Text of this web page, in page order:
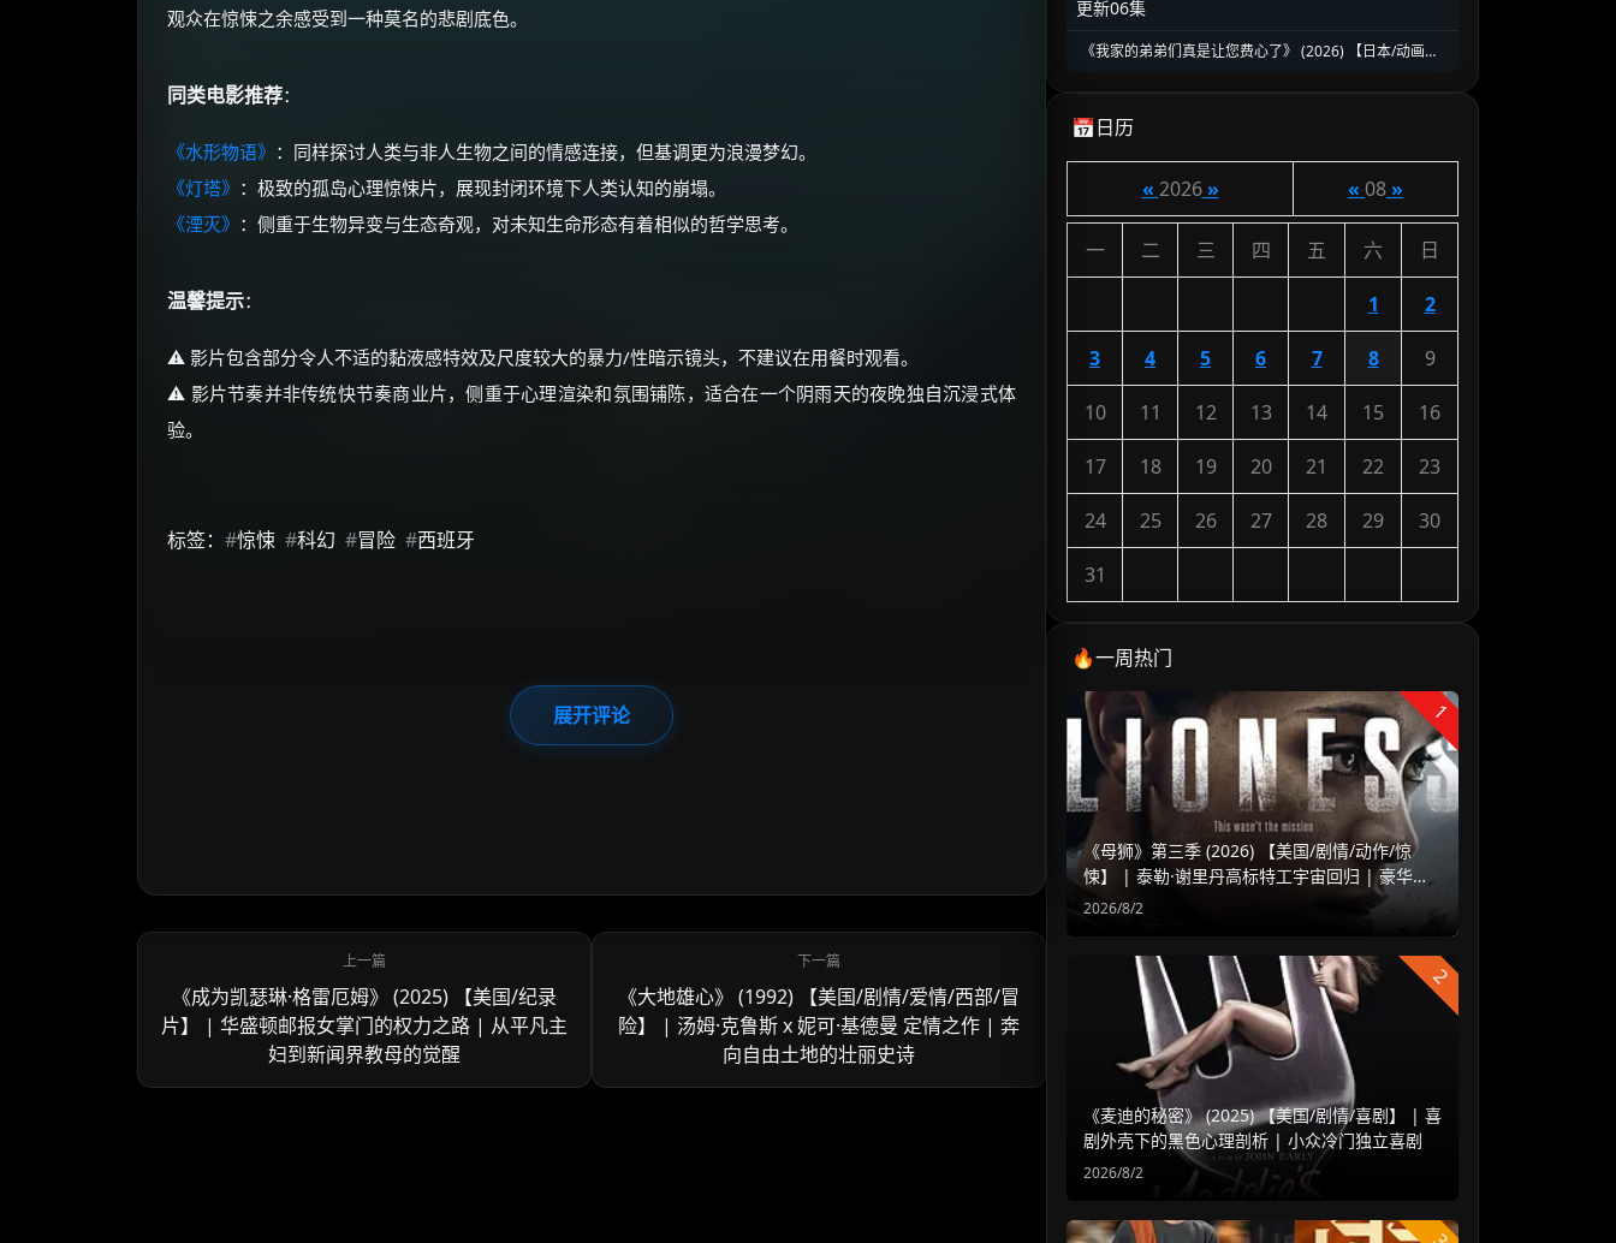
观众在惊悚之余感受到一种莫名的悲剧底色。
同类电影推荐：
《水形物语》 ：同样探讨人类与非人生物之间的情感连接，但基调更为浪漫梦幻。
《灯塔》 ：极致的孤岛心理惊悚片，展现封闭环境下人类认知的崩塌。
《湮灭》 ：侧重于生物异变与生态奇观，对未知生命形态有着相似的哲学思考。
温馨提示：
⚠️ 影片包含部分令人不适的黏液感特效及尺度较大的暴力/性暗示镜头，不建议在用餐时观看。
⚠️ 影片节奏并非传统快节奏商业片，侧重于心理渲染和氛围铺陈，适合在一个阴雨天的夜晚独自沉浸式体
验。
标签： #惊悚 #科幻 #冒险 #西班牙
展开评论
《成为凯瑟琳·格雷厄姆》 (2025) 【美国/纪录
片】 | 华盛顿邮报女掌门的权力之路 | 从平凡主
妇到新闻界教母的觉醒
《大地雄心》 (1992) 【美国/剧情/爱情/西部/冒
险】 | 汤姆·克鲁斯 x 妮可·基德曼 定情之作 | 奔
向自由土地的壮丽史诗
更新06集
《我家的弟弟们真是让您费心了》 (2026) 【日本/动画】
📅日历
« 2026» « 08»
一 二 三 四 五 六 日
1 2
3 4 5 6 7 8 9
10 11 12 13 14 15 16
17 18 19 20 21 22 23
24 25 26 27 28 29 30
31
🔥一周热门
1
《母狮》第三季 (2026) 【美国/剧情/动作/惊
悚】 | 泰勒·谢里丹高标特工宇宙回归 | 豪华阵
容延续高水准硬核谍战
2026/8/2
2
《麦迪的秘密》 (2025) 【美国/剧情/喜剧】 | 喜
剧外壳下的黑色心理剖析 | 小众冷门独立喜剧
2026/8/2